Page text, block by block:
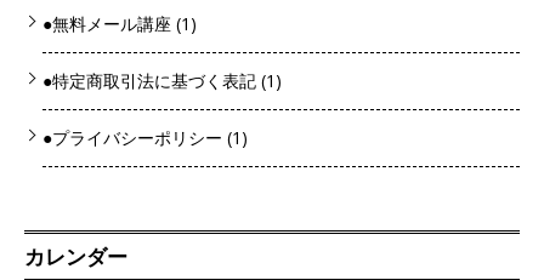
●無料メール講座 (1)
●特定商取引法に基づく表記 (1)
●プライバシーポリシー (1)
カレンダー